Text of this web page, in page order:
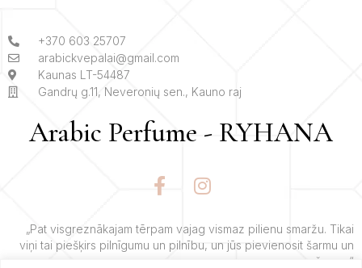
+370 603 25707
arabickvepalai@gmail.com
Kaunas LT-54487
Gandrų g.11, Neveronių sen., Kauno raj
Arabic Perfume - RYHANA
F
a
e
b
I
n
t
a
„Pat visgreznākajam tērpam vajag vismaz pilienu smaržu. Tikai
viņi tai piešķirs pilnīgumu un pilnību, un jūs pievienosit šarmu un
šarmu.“